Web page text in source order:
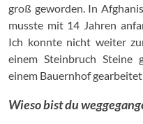
groß geworden. In
musste mit 14 Jahren
Ich konnte nicht weiter
einem Steinbruch Steine
einem Bauernhof gearbeitet
Wieso bist du